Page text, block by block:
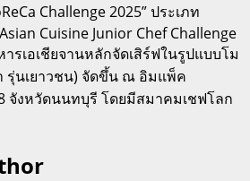
Challenge 2025” ประเภท
Cuisine Junior Chef Challenge
รเอเชียจานหลักจัดเสิร์ฟในรูปแบบโม
รุ่นเยาวชน) จัดขึ้น ณ อิมแพ็ค
จังหวัดนนทบุรี โดยมีสมาคมเชฟโลก